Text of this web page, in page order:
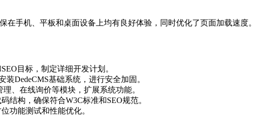
手机、平板和桌面设备上均有良好体验，同时优化了页面加载速度。
目标，制定详细开发计划。
装DedeCMS基础系统，进行安全加固。
、在线询价等模块，扩展系统功能。
结构，确保符合W3C标准和SEO规范。
功能测试和性能优化。